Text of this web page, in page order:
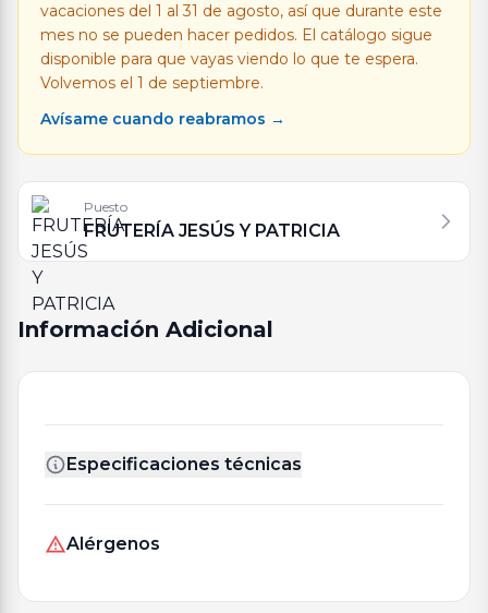
vacaciones del 1 al 31 de agosto, así que durante este
mes no se pueden hacer pedidos. El catálogo sigue
disponible para que vayas viendo lo que te espera.
Volvemos el 1 de septiembre.
Avísame cuando reabramos →
Puesto
FRUTERÍA JESÚS Y PATRICIA
Información Adicional
Especificaciones técnicas
Alérgenos